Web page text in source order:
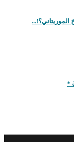
الموريتاني؟!...
*